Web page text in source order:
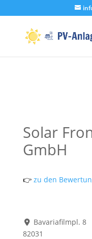
Solar
GmbH
👉zu den
Bavariafilmpl. 8
82031